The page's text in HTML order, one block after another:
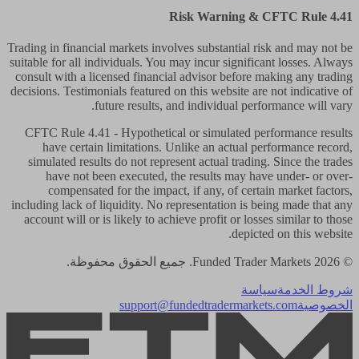
Risk Warning & CFTC Rule 4.41
Trading in financial markets involves substantial risk and may not be
suitable for all individuals. You may incur significant losses. Always
consult with a licensed financial advisor before making any trading
decisions. Testimonials featured on this website are not indicative of
future results, and individual performance will vary.
CFTC Rule 4.41 - Hypothetical or simulated performance results
have certain limitations. Unlike an actual performance record,
simulated results do not represent actual trading. Since the trades
have not been executed, the results may have under- or over-
compensated for the impact, if any, of certain market factors,
including lack of liquidity. No representation is being made that any
account will or is likely to achieve profit or losses similar to those
depicted on this website.
© 2026 Funded Trader Markets. جميع الحقوق محفوظة.
شروط الخدمةسياسة
الخصوصيةsupport@fundedtradermarkets.com